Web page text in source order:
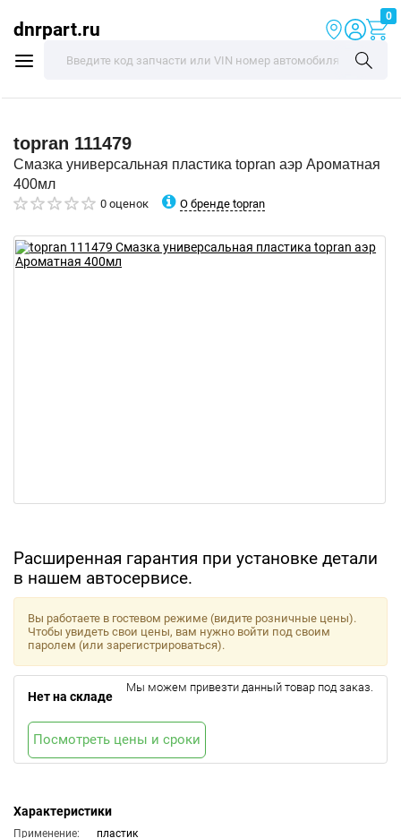
dnrpart.ru
0
topran 111479
Смазка универсальная пластика topran аэр Ароматная
400мл
0 оценок О бренде topran
Расширенная гарантия при установке детали
в нашем автосервисе.
Характеристики
Применение:
пластик
Вы работаете в гостевом режиме (видите розничные цены).
Чтобы увидеть свои цены, вам нужно войти под своим
паролем (или зарегистрироваться).
Нет на складе
Мы можем привезти данный товар под заказ.
Посмотреть цены и сроки